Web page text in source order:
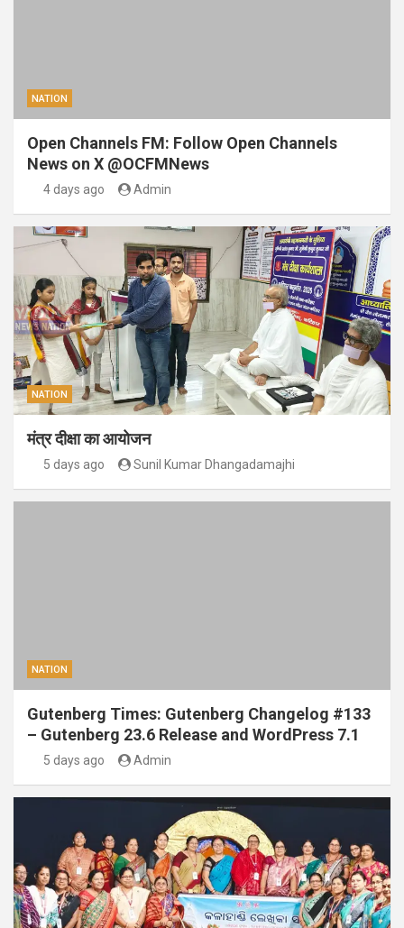
NATION
Open Channels FM: Follow Open Channels
News on X @OCFMNews
4 days ago Admin
NATION
मंत्र दीक्षा का आयोजन
5 days ago Sunil Kumar Dhangadamajhi
NATION
Gutenberg Times: Gutenberg Changelog #133
– Gutenberg 23.6 Release and WordPress 7.1
5 days ago Admin